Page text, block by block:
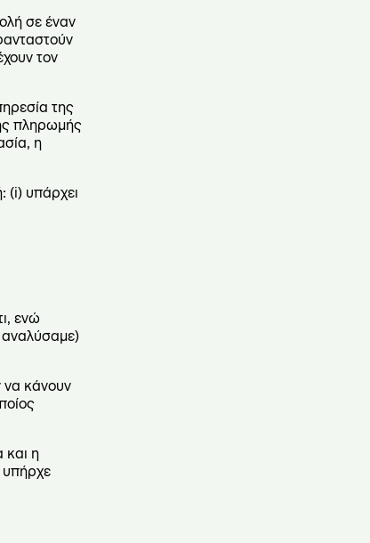
σε έναν
τον
της
πληρωμής
η
(i) υπάρχει
ενώ
αναλύσαμε)
να κάνουν
και η
υπήρχε